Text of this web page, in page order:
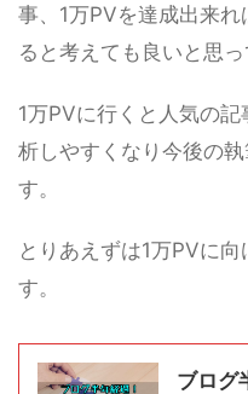
事、1万PVを達成出来
ると考えても良いと思っ
1万PVに行くと人気の
析しやすくなり今後の
す。
とりあえずは1万PVに
す。
ブログ